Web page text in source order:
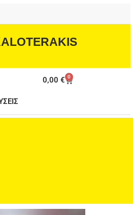
0,00€ 0
Cart